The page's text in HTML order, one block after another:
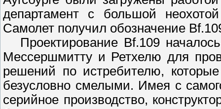
департамент с большой
Самолет получил обозначение
Проектирование Bf.109
Мессершмитту и Ретхелю для
решений по истребителю,
безусловно смелыми. Имея с
серийное производство,